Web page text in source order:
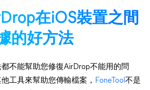
在iOS裝置之間
的好方法
不能幫助您修復AirDrop不能用的問
工具來幫助您傳輸檔案，
FoneTool 不是